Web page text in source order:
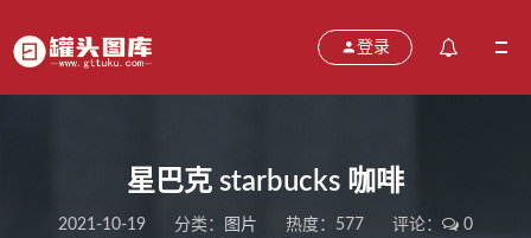
登录
星巴克 starbucks 咖啡
2021-10-19 分类： 图片 热度：577 评论：
0